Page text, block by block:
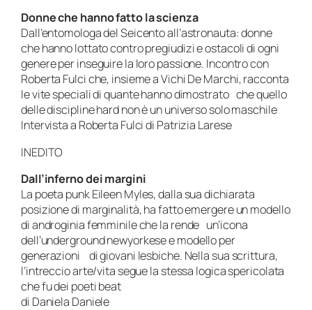
Donne che hanno fatto la scienza
Dall’entomologa del Seicento all’astronauta: donne
che hanno lottato contro pregiudizi e ostacoli di ogni
genere per inseguire la loro passione. Incontro con
Roberta Fulci che, insieme a Vichi De Marchi, racconta
le vite speciali di quante hanno dimostrato che quello
delle discipline hard non è un universo solo maschile
Intervista a Roberta Fulci di Patrizia Larese
INEDITO
Dall’inferno dei margini
La poeta punk Eileen Myles, dalla sua dichiarata
posizione di marginalità, ha fatto emergere un modello
di androginia femminile che la rende un’icona
dell’underground newyorkese e modello per
generazioni di giovani lesbiche. Nella sua scrittura,
l’intreccio arte/vita segue la stessa logica spericolata
che fu dei poeti beat
di Daniela Daniele